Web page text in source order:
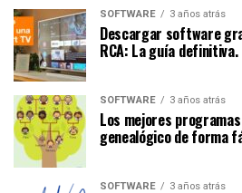
SOFTWARE 3 años atrás
Descargar software
RCA: La guía definitiva.
SOFTWARE 3 años atrás
Los mejores
genealógico de forma
SOFTWARE 3 años atrás